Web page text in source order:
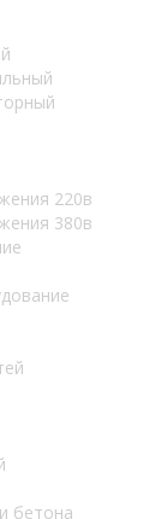
220в
380в
бетона